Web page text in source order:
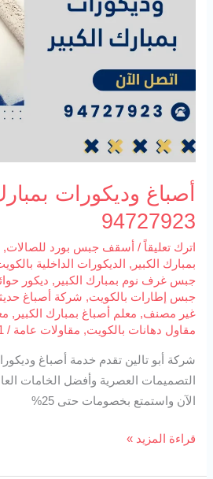
أصباغ وديكورات
94727923
اترك تعليقاً / أسقف جبس بورد للصالات,
بمبارك الكبير , الديكورات الداخلية
جبس غرف نوم بمبارك الكبير , ديكور
جبس إطارات بالكويت, شركة أصباغ
غير مصنف, معلم أصباغ بمبارك الكبير ,
مقاول دهانات بالكويت, مقاولات عامة /
شركة أبو تالين تقدم خدمة أصباغ
التصميمات العصرية وأفضل الخامات
الآن واستمتع بخصومات حتى 25%
قراءة المزيد »